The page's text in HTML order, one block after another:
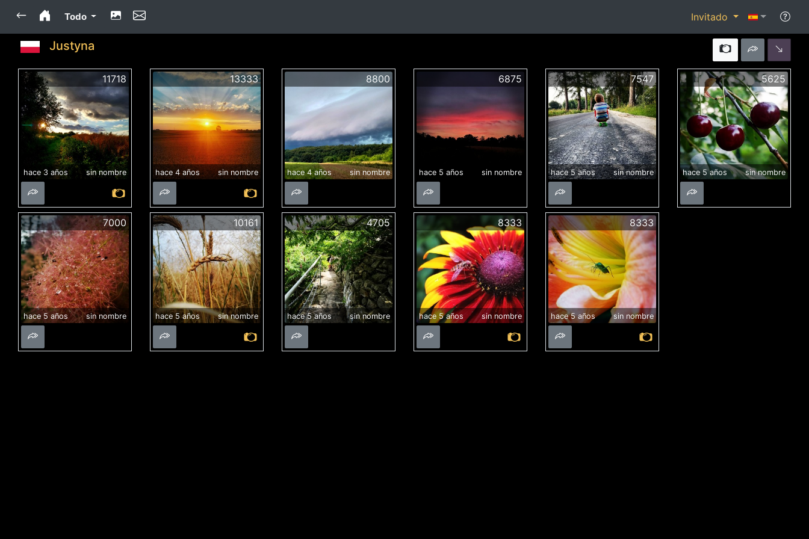
Todo Invitado
Justyna
11718
hace 3 años sin nombre
13333
hace 4 años sin nombre
8800
hace 4 años sin nombre
6875
hace 5 años sin nombre
7547
hace 5 años sin nombre
5625
hace 5 años sin nombre
7000
hace 5 años sin nombre
10161
hace 5 años sin nombre
4705
hace 5 años sin nombre
8333
hace 5 años sin nombre
8333
hace 5 años sin nombre